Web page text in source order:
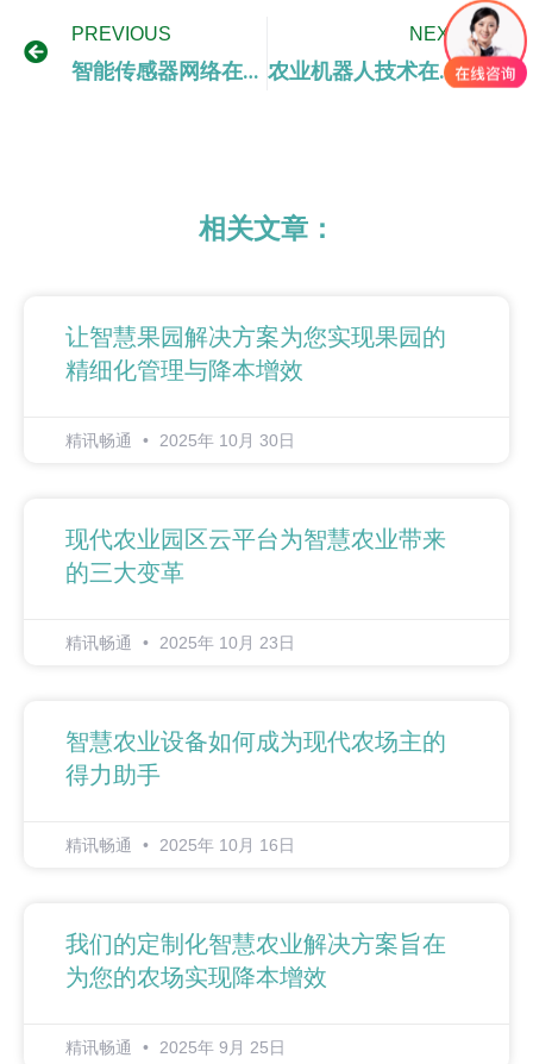
PREVIOUS
智能传感器网络在数字农业中的应用研究
NEXT
农业机器人技术在数字农业生产中的应用
相关文章：
让智慧果园解决方案为您实现果园的
精细化管理与降本增效
精讯畅通 2025年 10月 30日
现代农业园区云平台为智慧农业带来
的三大变革
精讯畅通 2025年 10月 23日
智慧农业设备如何成为现代农场主的
得力助手
精讯畅通 2025年 10月 16日
我们的定制化智慧农业解决方案旨在
为您的农场实现降本增效
精讯畅通 2025年 9月 25日